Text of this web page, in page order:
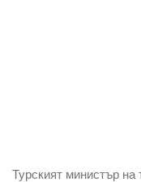
Турският министър на